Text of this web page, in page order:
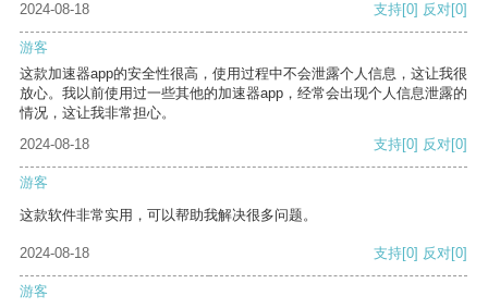
2024-08-18
支持[0] 反对[0]
游客
这款加速器app的安全性很高，使用过程中不会泄露个人信息，这让我很
放心。我以前使用过一些其他的加速器app，经常会出现个人信息泄露的
情况，这让我非常担心。
2024-08-18
支持[0] 反对[0]
游客
这款软件非常实用，可以帮助我解决很多问题。
2024-08-18 支持[0] 反对[0]
游客